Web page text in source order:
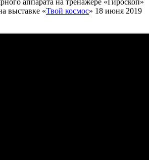
аппарата на тренажёре «Гироскоп»
выставке «Твой космос» 18 июня 2019